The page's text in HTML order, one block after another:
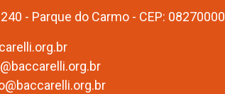
- Parque do Carmo - CEP: 08270000